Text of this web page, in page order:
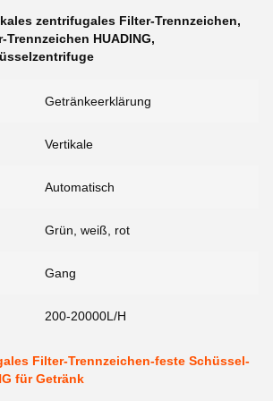
zentrifugales Filter-Trennzeichen,
HUADING,
Getränkeerklärung
Vertikale
Automatisch
Grün, weiß, rot
Gang
200-20000L/H
Filter-Trennzeichen-feste Schüssel-
für Getränk